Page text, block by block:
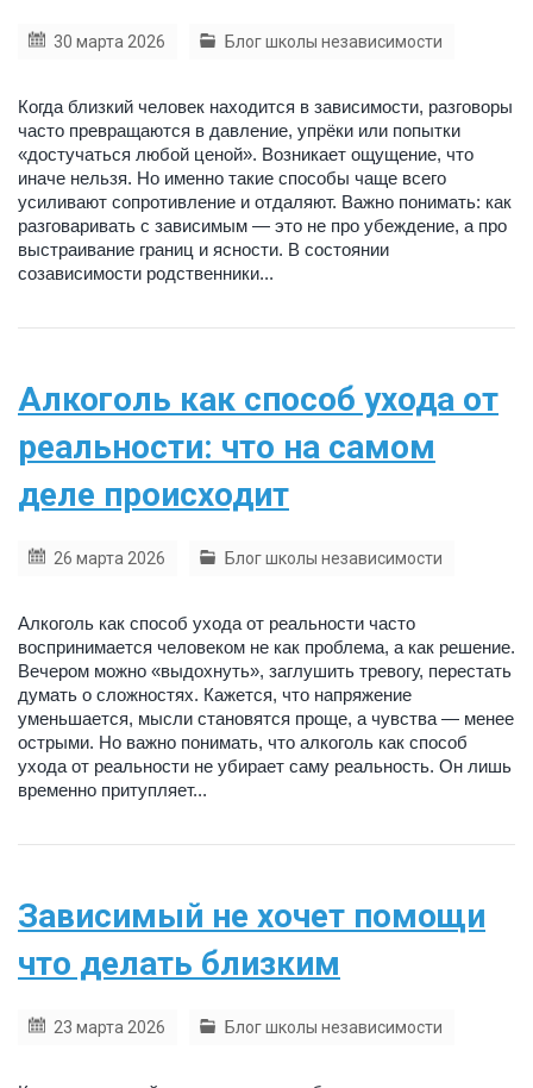
30 марта 2026 Блог школы независимости
Когда близкий человек находится в зависимости, разговоры
часто превращаются в давление, упрёки или попытки
«достучаться любой ценой». Возникает ощущение, что
иначе нельзя. Но именно такие способы чаще всего
усиливают сопротивление и отдаляют. Важно понимать: как
разговаривать с зависимым — это не про убеждение, а про
выстраивание границ и ясности. В состоянии
созависимости родственники...
Алкоголь как способ ухода от
реальности: что на самом
деле происходит
26 марта 2026 Блог школы независимости
Алкоголь как способ ухода от реальности часто
воспринимается человеком не как проблема, а как решение.
Вечером можно «выдохнуть», заглушить тревогу, перестать
думать о сложностях. Кажется, что напряжение
уменьшается, мысли становятся проще, а чувства — менее
острыми. Но важно понимать, что алкоголь как способ
ухода от реальности не убирает саму реальность. Он лишь
временно притупляет...
Зависимый не хочет помощи
что делать близким
23 марта 2026 Блог школы независимости